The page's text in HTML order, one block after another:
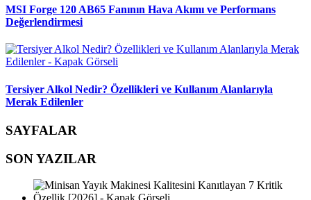
MSI Forge 120 AB65 Fanının Hava Akımı ve Performans
Değerlendirmesi
Tersiyer Alkol Nedir? Özellikleri ve Kullanım Alanlarıyla
Merak Edilenler
SAYFALAR
SON YAZILAR